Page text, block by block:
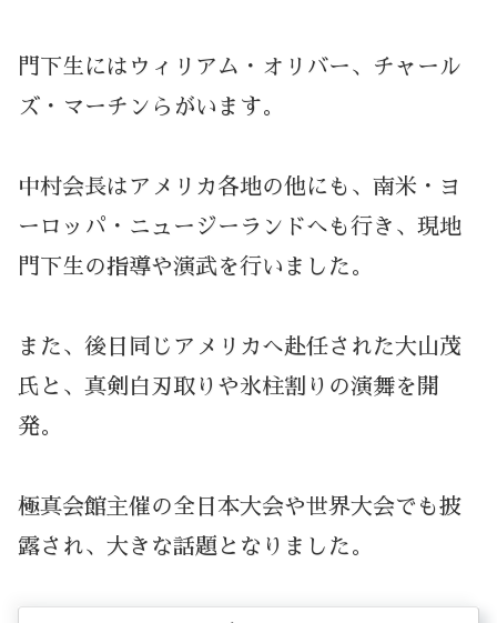
門下生にはウィリアム・オリバー、チャール
ズ・マーチンらがいます。
中村会長はアメリカ各地の他にも、南米・ヨ
ーロッパ・ニュージーランドへも行き、現地
門下生の指導や演武を行いました。
また、後日同じアメリカへ赴任された大山茂
氏と、真剣白刃取りや氷柱割りの演舞を開
発。
極真会館主催の全日本大会や世界大会でも披
露され、大きな話題となりました。